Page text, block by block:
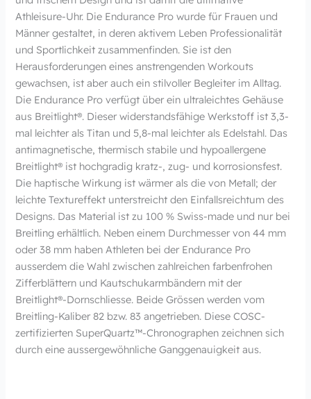
Athleisure-Uhr. Die Endurance Pro wurde für Frauen und
Männer gestaltet, in deren aktivem Leben Professionalität
und Sportlichkeit zusammenfinden. Sie ist den
Herausforderungen eines anstrengenden Workouts
gewachsen, ist aber auch ein stilvoller Begleiter im Alltag.
Die Endurance Pro verfügt über ein ultraleichtes Gehäuse
aus Breitlight®. Dieser widerstandsfähige Werkstoff ist 3,3-
mal leichter als Titan und 5,8-mal leichter als Edelstahl. Das
antimagnetische, thermisch stabile und hypoallergene
Breitlight® ist hochgradig kratz-, zug- und korrosionsfest.
Die haptische Wirkung ist wärmer als die von Metall; der
leichte Textureffekt unterstreicht den Einfallsreichtum des
Designs. Das Material ist zu 100 % Swiss-made und nur bei
Breitling erhältlich. Neben einem Durchmesser von 44 mm
oder 38 mm haben Athleten bei der Endurance Pro
ausserdem die Wahl zwischen zahlreichen farbenfrohen
Zifferblättern und Kautschukarmbändern mit der
Breitlight®-Dornschliesse. Beide Grössen werden vom
Breitling-Kaliber 82 bzw. 83 angetrieben. Diese COSC-
zertifizierten SuperQuartz™-Chronographen zeichnen sich
durch eine aussergewöhnliche Ganggenauigkeit aus.